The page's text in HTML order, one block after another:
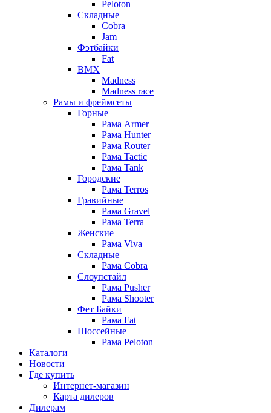
Peloton
Складные
Cobra
Jam
Фэтбайки
Fat
BMX
Madness
Madness race
Рамы и фреймсеты
Горные
Рама Armer
Рама Hunter
Рама Router
Рама Tactic
Рама Tank
Городские
Рама Terros
Гравийные
Рама Gravel
Рама Terra
Женские
Рама Viva
Складные
Рама Cobra
Слоупстайл
Рама Pusher
Рама Shooter
Фет Байки
Рама Fat
Шоссейные
Рама Peloton
Каталоги
Новости
Где купить
Интернет-магазин
Карта дилеров
Дилерам